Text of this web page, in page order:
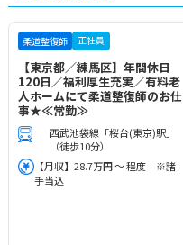
柔道整復師 正社員
【東京都／練馬区】年間休日
120日／福利厚生充実／有料老
人ホームにて柔道整復師のお仕
事★≪常勤≫
西武池袋線「桜台(東京)駅」
（徒歩10分）
【月収】28.7万円 ～ 程度 ※諸
手当込